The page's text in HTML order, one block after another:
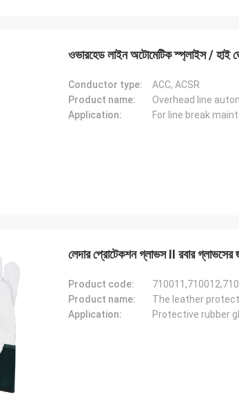
ওভারহেড লাইন অটোমেটিক স্প্লাইস / হাই
Conductor type:
ACC, ACSR
Product name:
Overhead line
Application:
For line break
লেদার প্রোটেকশন গ্লাভস II রবার
Product code:
Product name:
The leather
Application:
Protective rubber